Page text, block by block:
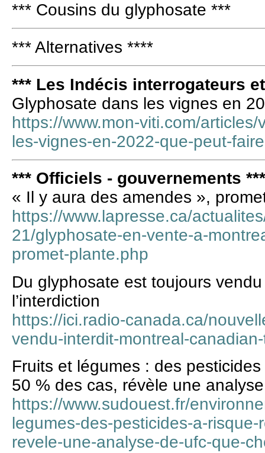
*** Cousins du glyphosate ***
*** Alternatives ****
*** Les Indécis interrogateurs
Glyphosate dans les vignes en
https://www.mon-viti.com/
les-vignes-en-2022-que-peut-faire
*** Officiels - gouvernements ***
« Il y aura des amendes »,
https://www.lapresse.ca/
21/glyphosate-en-vente-a-
promet-plante.php
Du glyphosate est toujours
l’interdiction
https://ici.radio-canada.ca/
vendu-interdit-montreal-
Fruits et légumes : des
50 % des cas, révèle une
https://www.sudouest.fr/
legumes-des-pesticides-a-
revele-une-analyse-de-ufc-que-